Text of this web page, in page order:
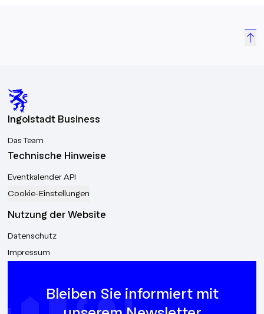
Ingolstadt Business
Das Team
Technische Hinweise
Eventkalender API
Cookie-Einstellungen
Nutzung der Website
Datenschutz
Impressum
Bleiben Sie informiert mit